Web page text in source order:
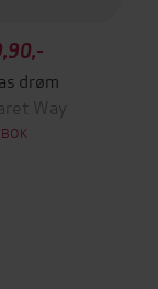
drøm
Way